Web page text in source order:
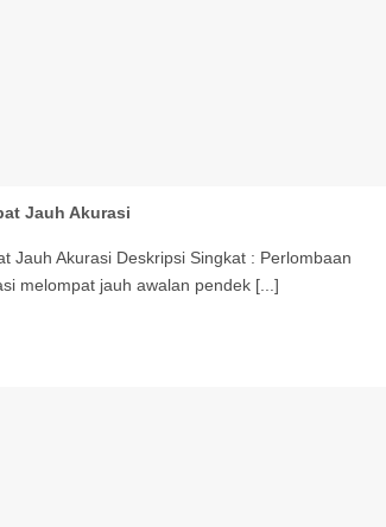
Jauh Akurasi
Jauh Akurasi Deskripsi Singkat : Perlombaan
melompat jauh awalan pendek [...]